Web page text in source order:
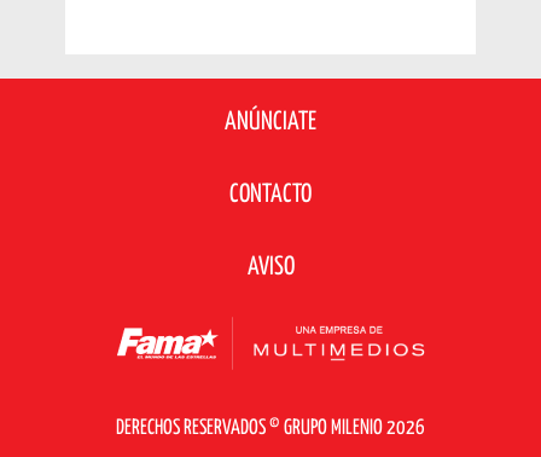
ANÚNCIATE
CONTACTO
AVISO
DERECHOS RESERVADOS © GRUPO MILENIO 2026